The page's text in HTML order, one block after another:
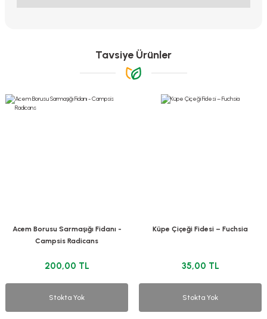
Görüş ve önerileriniz için teşekkür ederiz.
Ürün resmi kalitesiz, bozuk veya görüntülenemiyor.
Ürün açıklamasında eksik bilgiler bulunuyor.
Ürün bilgilerinde hatalar bulunuyor.
Tavsiye Ürünler
Acem Borusu Sarmaşığı Fidanı -
Campsis Radicans
200,00 TL
Stokta Yok
Küpe Çiçeği Fidesi – Fuchsia
35,00 TL
Stokta Yok